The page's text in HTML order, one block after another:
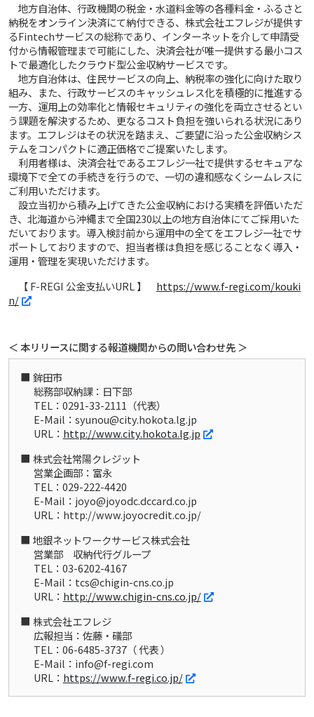
地方自治体、行政機関の税金・水道料金等の各種料金・ふるさと
納税をオンライン決済にて納付できる、株式会社エフレジが提供す
るFintechサービスの総称であり、インターネットを介して申請受
付から情報管理まで可能にした、決済会社が唯一提供する最小コス
トで最適化したクラウド型公金収納サービスです。
地方自治体は、住民サービスの向上、納税率の強化に向けた取り
組み、また、行政サービスのキャッシュレス化を積極的に推進する
一方、運用上の効率化と情報セキュリティの強化を両立させるとい
う課題を解決するため、更なるコスト負担を強いられる状況にあり
ます。エフレジはその状況を踏まえ、ご要望に沿った公金収納シス
テムをコンパクトに適正価格でご提案いたします。
利用者様は、決済会社であるエフレジ一社で提供するセキュアな
環境下で全ての手続きを行うので、一切の違和感なくシームレスに
ご利用いただけます。
設立当初から積み上げてきた公金収納における実績を評価いただ
き、北海道から沖縄まで全国230以上の地方自治体にてご採用いた
だいております。導入検討前から運用中の全てをエフレジ一社でサ
ポートしておりますので、担当者様は負担を感じることなく導入・
運用・管理を実現いただけます。
【 F-REGI 公金支払いURL 】 https://www.f-regi.com/kouki
n/
＜ 本リリースに関する報道機関からの問い合わせ先 ＞
鉾田市
総務部収納課：日下部
TEL：0291-33-2111（代表）
E-Mail：syunou@city.hokota.lg.jp
URL： http://www.city.hokota.lg.jp
株式会社常陽クレジット
営業企画部：富永
TEL：029-222-4420
E-Mail：joyo@joyodc.dccard.co.jp
URL：http://www.joyocredit.co.jp/
地銀ネットワークサービス株式会社
営業部 収納代行グループ
TEL：03-6202-4167
E-Mail：tcs@chigin-cns.co.jp
URL： http://www.chigin-cns.co.jp/
株式会社エフレジ
広報担当：佐藤・礒部
TEL：06-6485-3737（ 代表 ）
E-Mail：info@f-regi.com
URL： https://www.f-regi.co.jp/